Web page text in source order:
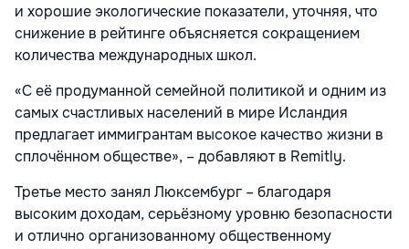
и хорошие экологические показатели, уточняя, что
снижение в рейтинге объясняется сокращением
количества международных школ.
«С её продуманной семейной политикой и одним из
самых счастливых населений в мире Исландия
предлагает иммигрантам высокое качество жизни в
сплочённом обществе», – добавляют в Remitly.
Третье место занял Люксембург – благодаря
высоким доходам, серьёзному уровню безопасности
и отлично организованному общественному